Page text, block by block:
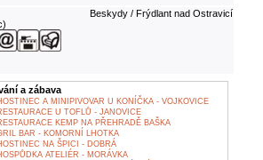
Beskydy / Frýdlant nad Ostravicí
a zábava
A MINIPIVOVAR U KONÍČKA - VOJKOVICE
U TOFLŮ - JANOVICE
KEMP NA PŘEHRADĚ BAŠKA
BAR - KOMORNÍ LHOTKA
NA ŠPICI - DOBRÁ
ATELIÉR - MORÁVKA